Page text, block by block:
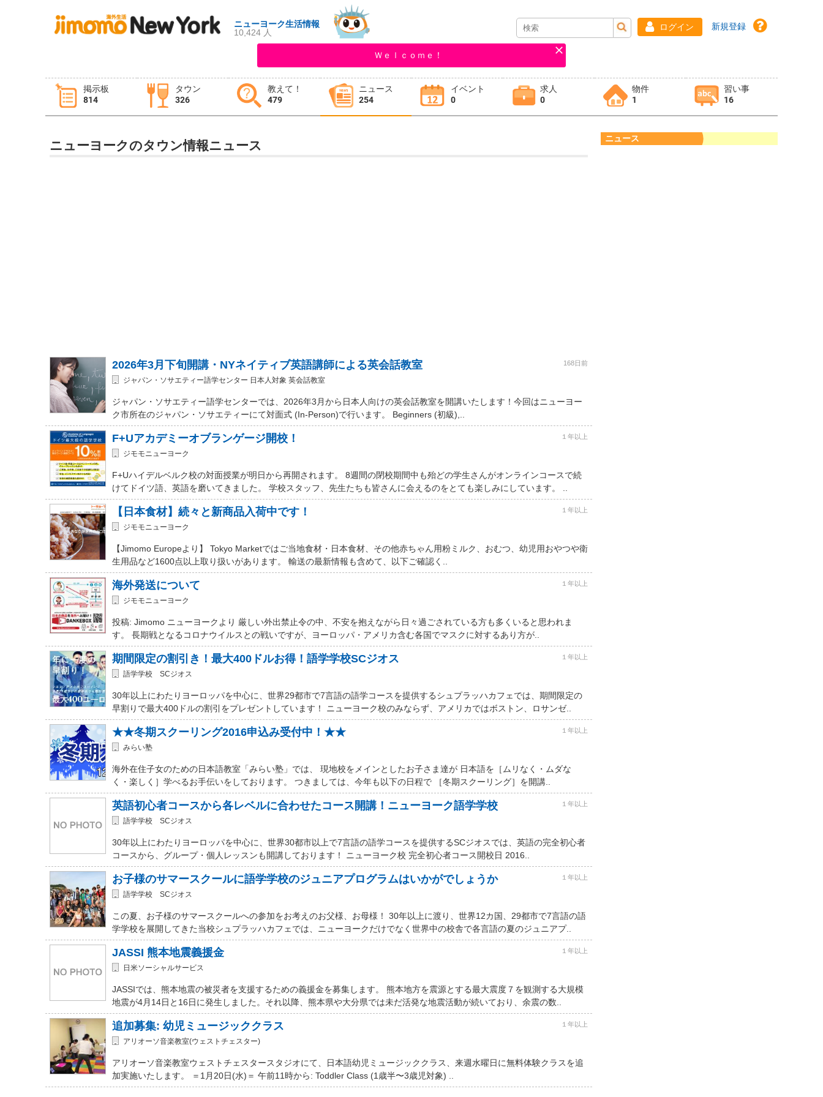
ニューヨーク生活情報
10,424 人
ログイン 新規登録
Ｗｅｌｃｏｍｅ！
掲示板
814
タウン
326
教えて！
479
ニュース
254
イベント
0
求人
0
物件
1
習い事
16
タウン情報
イベント 求人
ニューヨークのタウン情報ニュース
2026年3月下旬開講・NYネイティブ英語講師による英会話教室 168日前
ジャパン・ソサエティー語学センター 日本人対象 英会話教室
ジャパン・ソサエティー語学センターでは、2026年3月から日本人向けの英会話教室を開講いたします！今回はニューヨー
ク市所在のジャパン・ソサエティーにて対面式 (In-Person)で行います。 Beginners (初級),..
F+Uアカデミーオブランゲージ開校！ １年以上
ジモモニューヨーク
F+Uハイデルベルク校の対面授業が明日から再開されます。 8週間の閉校期間中も殆どの学生さんがオンラインコースで続
けてドイツ語、英語を磨いてきました。 学校スタッフ、先生たちも皆さんに会えるのをとても楽しみにしています。 ..
【日本食材】続々と新商品入荷中です！ １年以上
ジモモニューヨーク
【Jimomo Europeより】 Tokyo Marketではご当地食材・日本食材、その他赤ちゃん用粉ミルク、おむつ、幼児用おやつや衛
生用品など1600点以上取り扱いがあります。 輸送の最新情報も含めて、以下ご確認く..
海外発送について １年以上
ジモモニューヨーク
投稿: Jimomo ニューヨークより 厳しい外出禁止令の中、不安を抱えながら日々過ごされている方も多くいると思われま
す。 長期戦となるコロナウイルスとの戦いですが、ヨーロッパ・アメリカ含む各国でマスクに対するあり方が..
期間限定の割引き！最大400ドルお得！語学学校SCジオス １年以上
語学学校 SCジオス
30年以上にわたりヨーロッパを中心に、世界29都市で7言語の語学コースを提供するシュプラッハカフェでは、期間限定の
早割りで最大400ドルの割引をプレゼントしています！ ニューヨーク校のみならず、アメリカではボストン、ロサンゼ..
★★冬期スクーリング2016申込み受付中！★★ １年以上
みらい塾
海外在住子女のための日本語教室「みらい塾」では、 現地校をメインとしたお子さま達が 日本語を［ムリなく・ムダな
く・楽しく］学べるお手伝いをしております。 つきましては、今年も以下の日程で ［冬期スクーリング］を開講..
英語初心者コースから各レベルに合わせたコース開講！ニューヨーク語学学校 １年以上
語学学校 SCジオス
30年以上にわたりヨーロッパを中心に、世界30都市以上で7言語の語学コースを提供するSCジオスでは、英語の完全初心者
コースから、グループ・個人レッスンも開講しております！ ニューヨーク校 完全初心者コース開校日 2016..
お子様のサマースクールに語学学校のジュニアプログラムはいかがでしょうか １年以上
語学学校 SCジオス
この夏、お子様のサマースクールへの参加をお考えのお父様、お母様！ 30年以上に渡り、世界12カ国、29都市で7言語の語
学学校を展開してきた当校シュプラッハカフェでは、ニューヨークだけでなく世界中の校舎で各言語の夏のジュニアプ..
JASSI 熊本地震義援金 １年以上
日米ソーシャルサービス
JASSIでは、熊本地震の被災者を支援するための義援金を募集します。 熊本地方を震源とする最大震度７を観測する大規模
地震が4月14日と16日に発生しました。それ以降、熊本県や大分県では未だ活発な地震活動が続いており、余震の数..
追加募集: 幼児ミュージッククラス １年以上
アリオーソ音楽教室(ウェストチェスター)
アリオーソ音楽教室ウェストチェスタースタジオにて、日本語幼児ミュージッククラス、来週水曜日に無料体験クラスを追
加実施いたします。 ＝1月20日(水)＝ 午前11時から: Toddler Class (1歳半〜3歳児対象) ..
ニュース